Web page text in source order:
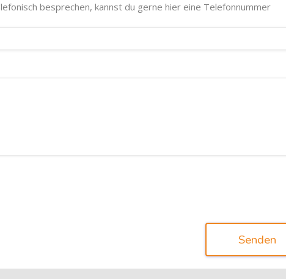
besprechen, kannst du gerne hier eine Telefonnummer
Senden